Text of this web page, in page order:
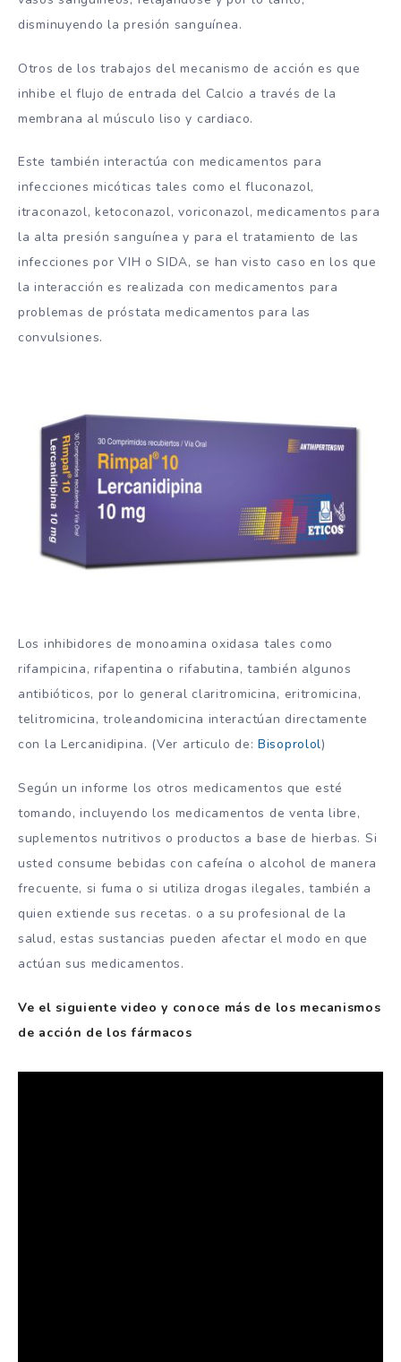
disminuyendo la presión sanguínea.
Otros de los trabajos del mecanismo de acción es que
inhibe el flujo de entrada del Calcio a través de la
membrana al músculo liso y cardiaco.
Este también interactúa con medicamentos para
infecciones micóticas tales como el fluconazol,
itraconazol, ketoconazol, voriconazol, medicamentos para
la alta presión sanguínea y para el tratamiento de las
infecciones por VIH o SIDA, se han visto caso en los que
la interacción es realizada con medicamentos para
problemas de próstata medicamentos para las
convulsiones.
Los inhibidores de monoamina oxidasa tales como
rifampicina, rifapentina o rifabutina, también algunos
antibióticos, por lo general claritromicina, eritromicina,
telitromicina, troleandomicina interactúan directamente
con la Lercanidipina. (Ver articulo de: Bisoprolol)
Según un informe los otros medicamentos que esté
tomando, incluyendo los medicamentos de venta libre,
suplementos nutritivos o productos a base de hierbas. Si
usted consume bebidas con cafeína o alcohol de manera
frecuente, si fuma o si utiliza drogas ilegales, también a
quien extiende sus recetas. o a su profesional de la
salud, estas sustancias pueden afectar el modo en que
actúan sus medicamentos.
Ve el siguiente video y conoce más de los mecanismos
de acción de los fármacos